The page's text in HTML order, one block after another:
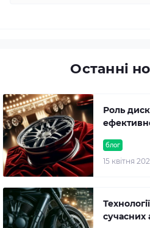
Останні
блог
15 квітня
Роль
сучасних